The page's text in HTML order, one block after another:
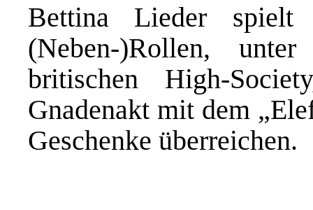
Bettina Lieder spielt
(Neben-)Rollen,
britischen High-
Gnadenakt mit dem
Geschenke überreichen.